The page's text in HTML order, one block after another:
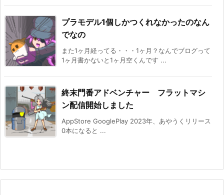
プラモデル1個しかつくれなかったのなん
でなの
また1ヶ月経ってる・・・1ヶ月？なんでブログって
1ヶ月書かないと1ヶ月空くんです ...
終末門番アドベンチャー フラットマシ
ン配信開始しました
AppStore GooglePlay 2023年、あやうくリリース
0本になると ...